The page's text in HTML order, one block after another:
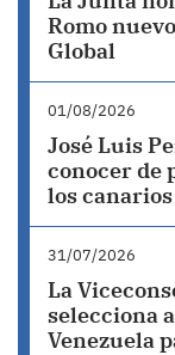
Romo
Global
01/08/2026
José Luis
conocer de
los
31/07/2026
La
selecciona
Venezuela